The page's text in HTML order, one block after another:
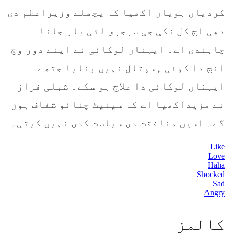
کردیاں ہویاں آکھیا کہ پچھلے وزیراعظم دی
دھی اج کل نکی جی سرجری لئی بار جانا
چاہندی اے۔ ایہناں لوکائی نے اپنے دور وچ
انج دا کوئی ہسپتال نہیں بنایا جتھے
ایہناں لوکائی دا علاج ہو سکے۔ شبلی فراز
نے مزیدآکھیا اے کہ سینیٹ چنائو شفاف ہون
گے۔ اسیں منافقت دی سیاست کدی نہیں کیتی۔
Like
Love
Haha
Shocked
Sad
Angry
كالمز